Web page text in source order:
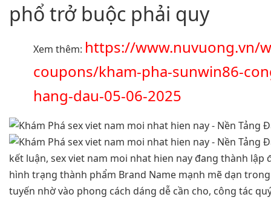
phổ trở buộc phải quy
Xem thêm: https://www.nuvuong.vn/
coupons/kham-pha-sunwin86-
hang-dau-05-06-2025
kết luận, sex viet nam moi nhat hien nay đang thành
hình trạng thành phẩm Brand Name mạnh mẽ dạn
tuyến nhờ vào phong cách dáng dễ cần cho, công tác